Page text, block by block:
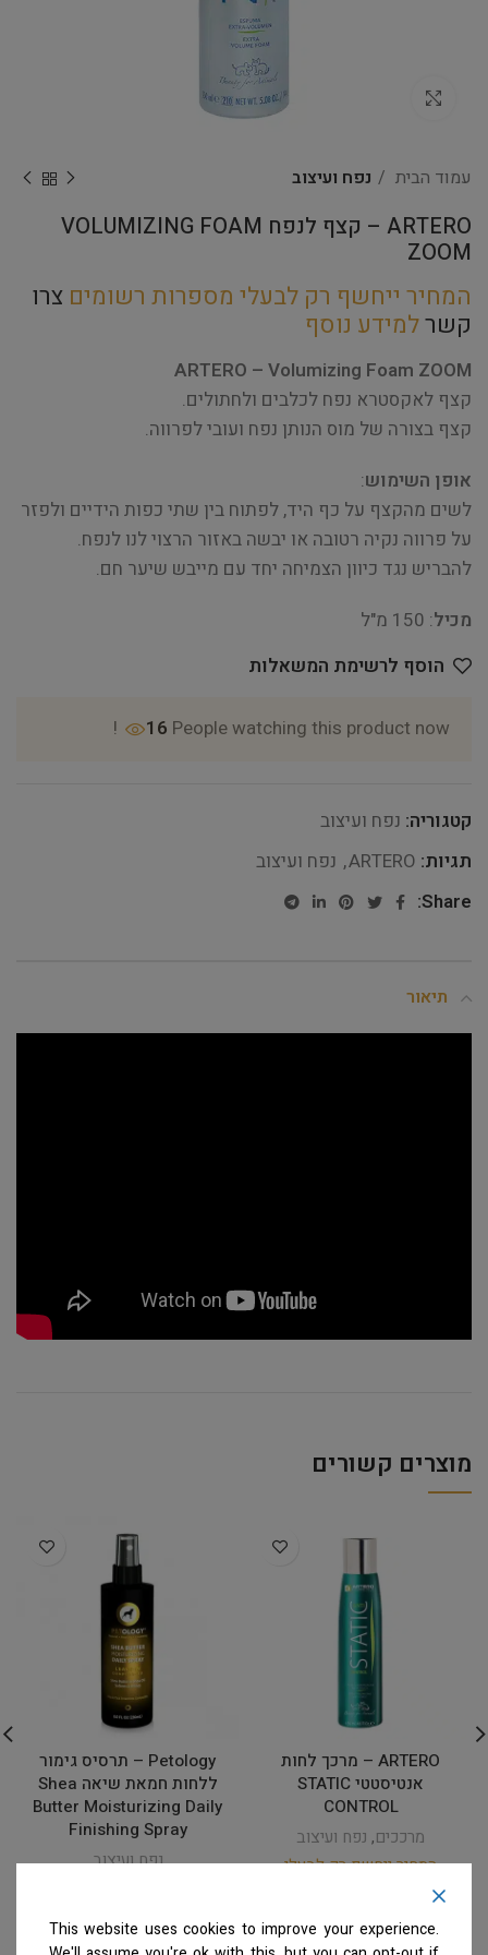
עמוד הבית נפח ועיצוב
ARTERO – קצף לנפח VOLUMIZING FOAM
ZOOM
המחיר ייחשף רק לבעלי מספרות רשומים צרו
קשרלמידע נוסף
ARTERO – Volumizing Foam ZOOM
קצף לאקסטרא נפח לכלבים ולחתולים.
קצף בצורה של מוס הנותן נפח ועובי לפרווה.
אופן השימוש:
לשים מהקצף על כף היד, לפתוח בין שתי כפות הידיים ולפזר
על פרווה נקיה רטובה או יבשה באזור הרצוי לנו לנפח.
להבריש נגד כיוון הצמיחה יחד עם מייבש שיער חם.
מכיל: 150 מ"ל
הוסף לרשימת המשאלות
16 People watching this product now!
קטגוריה: נפח ועיצוב
תגיות: ARTERO
, נפח ועיצוב
Share:
תיאור
מוצרים קשורים
ARTERO – מרכך לחות
אנטיסטטי STATIC
CONTROL
מרככים, נפח ועיצוב
המחיר ייחשף רק לבעלי
מספרות רשומים
Petology – תרסיס גימור
ללחות חמאת שיאה Shea
Butter Moisturizing Daily
Finishing Spray
נפח ועיצוב
למידע נוסף
This website uses cookies to improve your experience.